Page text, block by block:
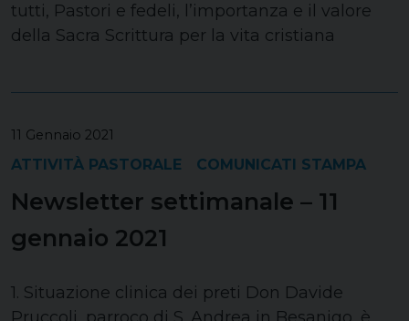
tutti, Pastori e fedeli, l’importanza e il valore
della Sacra Scrittura per la vita cristiana
11 Gennaio 2021
ATTIVITÀ PASTORALE COMUNICATI STAMPA
Newsletter settimanale – 11
gennaio 2021
1. Situazione clinica dei preti Don Davide